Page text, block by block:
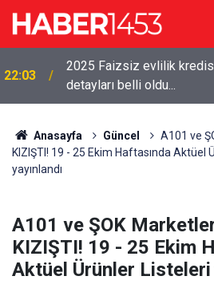
22:03
2025 Faizsiz evlilik
detayları belli oldu...
Anasayfa Güncel
A101 ve
KIZIŞTI! 19 - 25 Ekim Haftasında Aktüel
yayınlandı
A101 ve ŞOK
KIZIŞTI! 19 - 25 Ekim
Aktüel Ürünler Listeleri